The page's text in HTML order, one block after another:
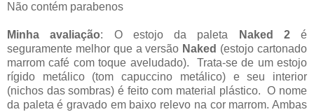
Não contém parabenos
Minha avaliação: O estojo da paleta Naked 2é
seguramente melhor que a versão Naked (estojo cartonado
marrom café com toque aveludado). Trata-se de um estojo
rígido metálico (tom capuccino metálico) e seu interior
(nichos das sombras) é feito com material plástico. O nome
da paleta é gravado em baixo relevo na cor marrom. Ambas